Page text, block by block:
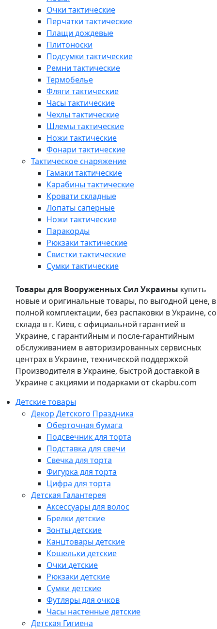
Очки тактические
Перчатки тактические
Плащи дождевые
Плитоноски
Подсумки тактические
Ремни тактические
Термобелье
Фляги тактические
Часы тактические
Чехлы тактические
Шлемы тактические
Ножи тактические
Фонари тактические
Тактическое снаряжение
Гамаки тактические
Карабины тактические
Кровати складные
Лопаты саперные
Ножи тактические
Паракорды
Рюкзаки тактические
Свистки тактические
Сумки тактические
Товары для Вооруженных Сил Украины купить
новые и оригинальные товары, по выгодной цене, в
полной комплектации, без распаковки в Украине, со
склада в г. Киев, с официальной гарантией в
Украине, с гарантийным и после-гарантийным
обслуживанием в авторизированных сервисных
центрах в Украине, технической поддержкой
Производителя в Украине, быстрой доставкой в
Украине с акциями и подарками от ckapbu.com
Детские товары
Декор Детского Праздника
Оберточная бумага
Подсвечник для торта
Подставка для свечи
Свечка для торта
Фигурка для торта
Цифра для торта
Детская Галантерея
Аксессуары для волос
Брелки детские
Зонты детские
Канцтовары детские
Кошельки детские
Очки детские
Рюкзаки детские
Сумки детские
Футляры для очков
Часы настенные детские
Детская Гигиена